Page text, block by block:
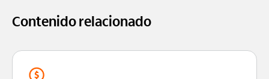
Contenido relacionado